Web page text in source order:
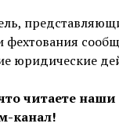
фехтования
юридические
читаете
канал!